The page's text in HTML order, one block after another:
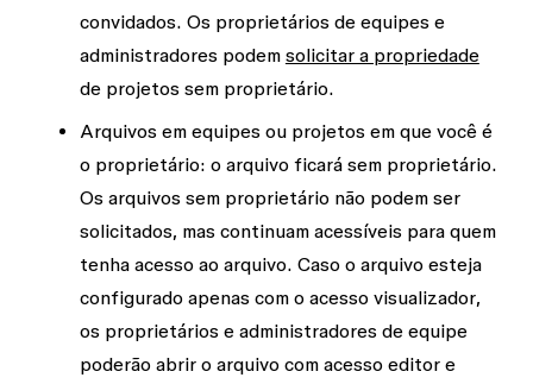
convidados. Os proprietários de equipes e
administradores podem solicitar a propriedade
de projetos sem proprietário.
Arquivos em equipes ou projetos em que você é
o proprietário: o arquivo ficará sem proprietário.
Os arquivos sem proprietário não podem ser
solicitados, mas continuam acessíveis para quem
tenha acesso ao arquivo. Caso o arquivo esteja
configurado apenas com o acesso visualizador,
os proprietários e administradores de equipe
poderão abrir o arquivo com acesso editore